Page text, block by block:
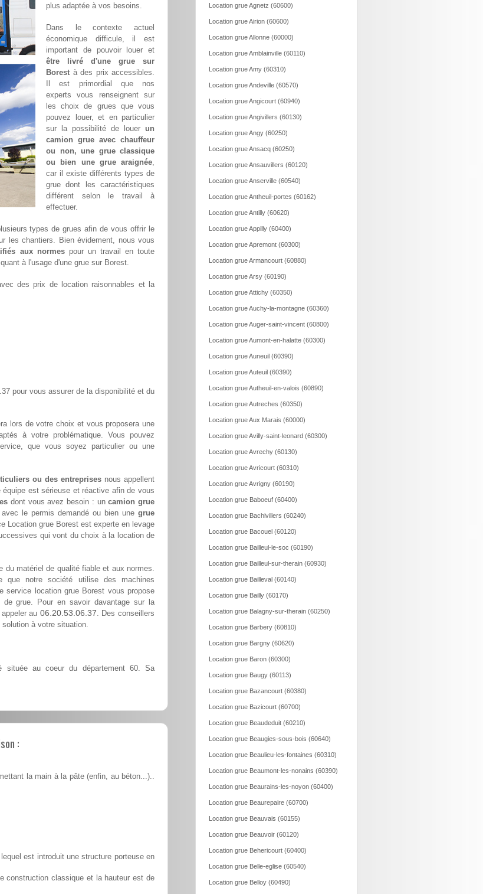
plus adaptée à vos besoins.
Dans le contexte actuel
économique difficule, il est
important de pouvoir louer et
être livré d'une grue sur
Borest à des prix accessibles.
Il est primordial que nos
experts vous renseignent sur
les choix de grues que vous
pouvez louer, et en particulier
sur la possibilité de louer un
camion grue avec chauffeur
ou non, une grue classique
ou bien une grue araignée,
car il existe différents types de
grue dont les caractéristiques
différent selon le travail à
effectuer.
types de grues afin de vous offrir le
les chantiers. Bien évidement, nous vous
aux normespour un travail en toute
à l'usage d'une grue sur Borest.
des prix de location raisonnables et la
pour vous assurer de la disponibilité et du
lors de votre choix et vous proposera une
à votre problématique. Vous pouvez
que vous soyez particulier ou une
ou des entreprises nous appellent
équipe est sérieuse et réactive afin de vous
dont vous avez besoin : uncamion grue
le permis demandé ou bien une grue
Location grue Borest est experte en levage
qui vont du choix à la location de
du matériel de qualité fiable et aux normes.
notre société utilise des machines
service location grue Borest vous propose
grue. Pour en savoir davantage sur la
au 06.20.53.06.37. Des conseillers
à votre situation.
située au coeur du département 60. Sa
:
la main à la pâte (enfin, au béton...)..
est introduit une structure porteuse en
construction classique et la hauteur est de
Location grue Agnetz (60600)
Location grue Airion (60600)
Location grue Allonne (60000)
Location grue Amblainville (60110)
Location grue Amy (60310)
Location grue Andeville (60570)
Location grue Angicourt (60940)
Location grue Angivillers (60130)
Location grue Angy (60250)
Location grue Ansacq (60250)
Location grue Ansauvillers (60120)
Location grue Anserville (60540)
Location grue Antheuil-portes (60162)
Location grue Antilly (60620)
Location grue Appilly (60400)
Location grue Apremont (60300)
Location grue Armancourt (60880)
Location grue Arsy (60190)
Location grue Attichy (60350)
Location grue Auchy-la-montagne (60360)
Location grue Auger-saint-vincent (60800)
Location grue Aumont-en-halatte (60300)
Location grue Auneuil (60390)
Location grue Auteuil (60390)
Location grue Autheuil-en-valois (60890)
Location grue Autreches (60350)
Location grue Aux Marais (60000)
Location grue Avilly-saint-leonard (60300)
Location grue Avrechy (60130)
Location grue Avricourt (60310)
Location grue Avrigny (60190)
Location grue Baboeuf (60400)
Location grue Bachivillers (60240)
Location grue Bacouel (60120)
Location grue Bailleul-le-soc (60190)
Location grue Bailleul-sur-therain (60930)
Location grue Bailleval (60140)
Location grue Bailly (60170)
Location grue Balagny-sur-therain (60250)
Location grue Barbery (60810)
Location grue Bargny (60620)
Location grue Baron (60300)
Location grue Baugy (60113)
Location grue Bazancourt (60380)
Location grue Bazicourt (60700)
Location grue Beaudeduit (60210)
Location grue Beaugies-sous-bois (60640)
Location grue Beaulieu-les-fontaines (60310)
Location grue Beaumont-les-nonains (60390)
Location grue Beaurains-les-noyon (60400)
Location grue Beaurepaire (60700)
Location grue Beauvais (60155)
Location grue Beauvoir (60120)
Location grue Behericourt (60400)
Location grue Belle-eglise (60540)
Location grue Belloy (60490)